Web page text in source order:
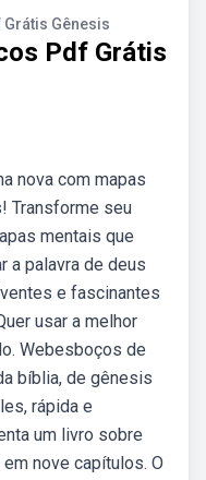
Gênesis
Pdf Grátis
nova com mapas
Transforme seu
mentais que
a palavra de deus
e fascinantes
usar a melhor
Webesboços de
bíblia, de gênesis
rápida e
um livro sobre
nove capítulos. O